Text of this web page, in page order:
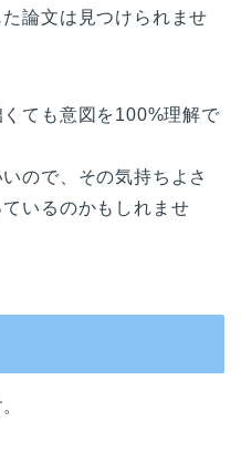
論文は見つけられませ
ても意図を100%理解で
ので、その気持ちよさ
いるのかもしれませ